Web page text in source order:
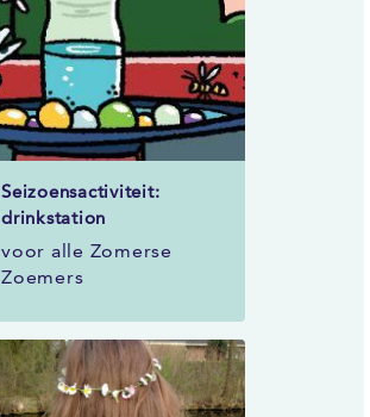
Seizoensactiviteit:
drinkstation
voor alle Zomerse
Zoemers